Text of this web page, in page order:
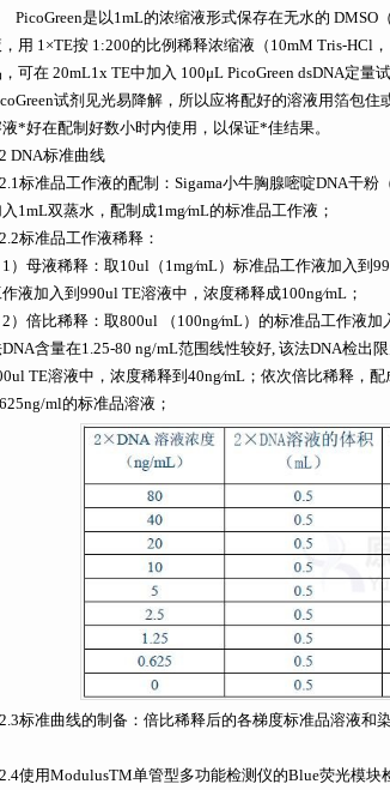
是以1mL的浓缩液形式保存在无水的 DMSO
用 1×TE按 1:200的比例稀释浓缩液（10mM Tris-HCl
可在 20mL1x TE中加入 100μL PicoGreen dsDNA定
试剂见光易降解，所以应将配好的溶液用箔包住
*好在配制好数小时内使用，以保证*佳结果。
DNA标准曲线
标准品工作液的配制：Sigama小牛胸腺嘧啶DNA干
1mL双蒸水，配制成1mg∕mL的标准品工作液；
标准品工作液稀释：
）母液稀释：取10ul（1mg∕mL）标准品工作液加入到
液加入到990ul TE溶液中，浓度稀释成100ng∕mL；
）倍比稀释：取800ul （100ng∕mL）的标准品工作液
含量在1.25-80 ng/mL范围线性较好, 该法DNA检出
TE溶液中，浓度稀释到40ng∕mL；依次倍比稀释，
ml的标准品溶液；
标准曲线的制备：倍比稀释后的各梯度标准品溶液和
使用ModulusTM单管型多功能检测仪的Blue荧光模